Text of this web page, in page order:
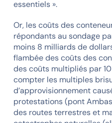
essentiels ».
Or, les coûts des
répondants au sondage
moins 8 milliards de
flambée des coûts des
des coûts multipliés par
compter les multiples
d’approvisionnement
protestations (pont
des routes terrestres et